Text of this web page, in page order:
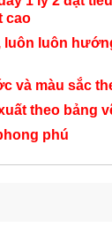
cao
luôn luôn
và màu sắc
theo bảng
phú